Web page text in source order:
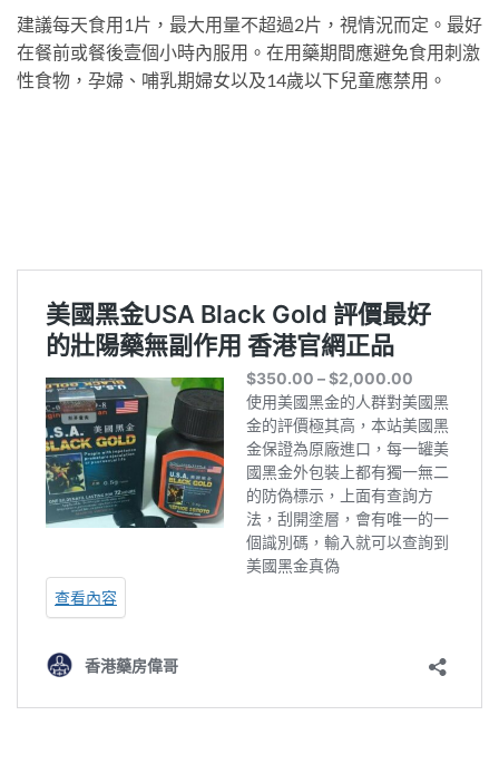
建議每天食用1片，最大用量不超過2片，視情況而定。最好
在餐前或餐後壹個小時內服用。在用藥期間應避免食用刺激
性食物，孕婦、哺乳期婦女以及14歲以下兒童應禁用。